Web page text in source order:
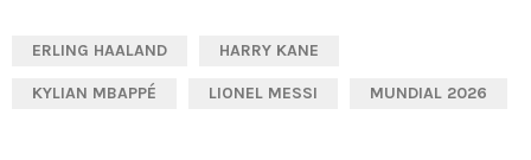
ERLING HAALAND HARRY KANE
KYLIAN MBAPPÉ LIONEL MESSI MUNDIAL 2026